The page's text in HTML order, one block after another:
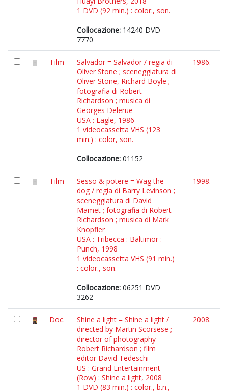
1 DVD (92 min.) : color., son.
Collocazione: 14240 DVD
7770
Film
Salvador = Salvador / regia di
Oliver Stone ; sceneggiatura di
Oliver Stone, Richard Boyle ;
fotografia di Robert
Richardson ; musica di
Georges Delerue
USA : Eagle, 1986
1 videocassetta VHS (123
min.) : color, son.
Collocazione: 01152
1986.
Film
Sesso & potere = Wag the
dog / regia di Barry Levinson ;
sceneggiatura di David
Mamet ; fotografia di Robert
Richardson ; musica di Mark
Knopfler
USA : Tribecca : Baltimor :
Punch, 1998
1 videocassetta VHS (91 min.)
: color., son.
Collocazione: 06251 DVD
3262
1998.
Doc.
Shine a light = Shine a light /
directed by Martin Scorsese ;
director of photography
Robert Richardson ; film
editor David Tedeschi
US : Grand Entertainment
(Row) : Shine a light, 2008
1 DVD (83 min.) : color., b.n.,
2008.